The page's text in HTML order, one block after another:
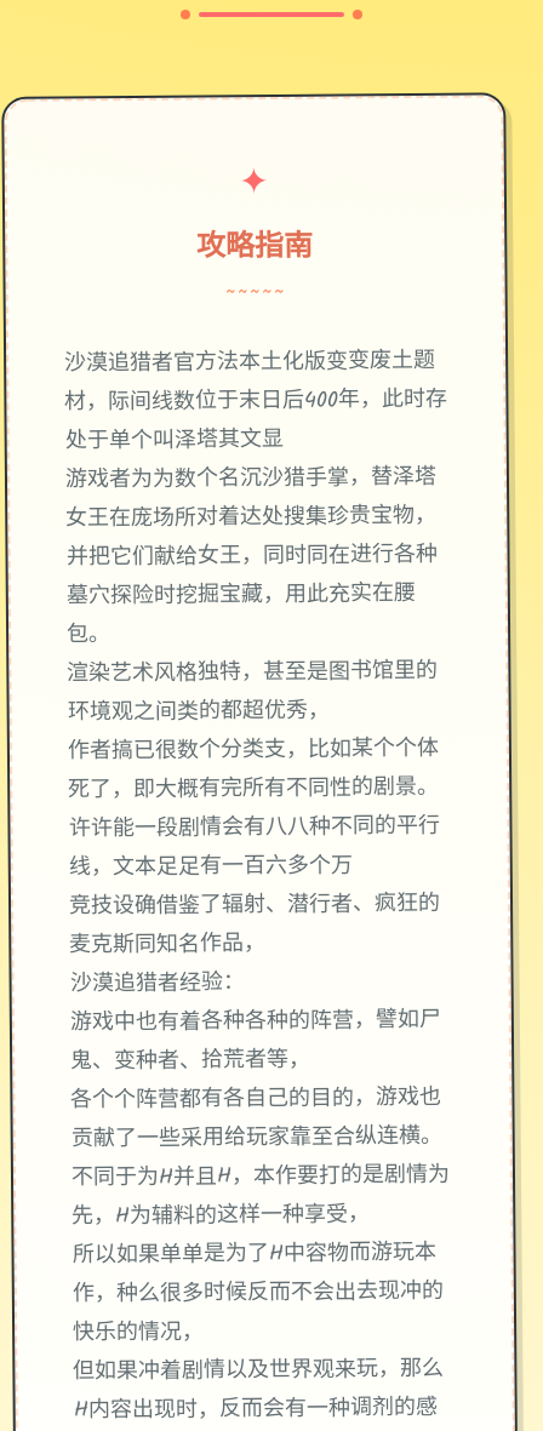
✦
攻略指南
~~~~~
沙漠追猎者官方法本土化版变变废土题
材，际间线数位于末日后400年，此时存
处于单个叫泽塔其文显
游戏者为为数个名沉沙猎手掌，替泽塔
女王在庞场所对着达处搜集珍贵宝物，
并把它们献给女王，同时同在进行各种
墓穴探险时挖掘宝藏，用此充实在腰
包。
渲染艺术风格独特，甚至是图书馆里的
环境观之间类的都超优秀，
作者搞已很数个分类支，比如某个个体
死了，即大概有完所有不同性的剧景。
许许能一段剧情会有八八种不同的平行
线，文本足足有一百六多个万
竞技设确借鉴了辐射、潜行者、疯狂的
麦克斯同知名作品，
沙漠追猎者经验：
游戏中也有着各种各种的阵营，譬如尸
鬼、变种者、拾荒者等，
各个个阵营都有各自己的目的，游戏也
贡献了一些采用给玩家靠至合纵连横。
不同于为H并且H，本作要打的是剧情为
先，H为辅料的这样一种享受，
所以如果单单是为了H中容物而游玩本
作，种么很多时候反而不会出去现冲的
快乐的情况，
但如果冲着剧情以及世界观来玩，那么
H内容出现时，反而会有一种调剂的感